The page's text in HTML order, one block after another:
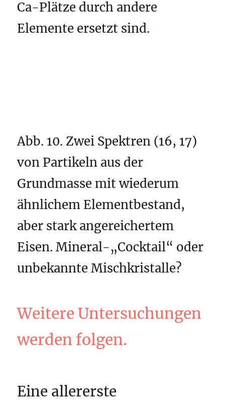
Ca-Plätze durch andere
Elemente ersetzt sind.
Abb. 10. Zwei Spektren (16, 17)
von Partikeln aus der
Grundmasse mit wiederum
ähnlichem Elementbestand,
aber stark angereichertem
Eisen. Mineral-„Cocktail“ oder
unbekannte Mischkristalle?
Weitere Untersuchungen
werden folgen.
Eine allererste